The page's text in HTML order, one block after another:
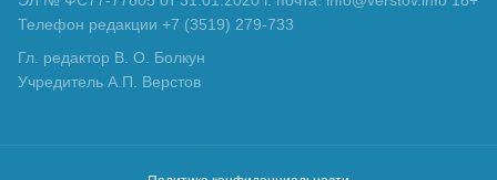
Телефон редакции +7 (3519) 279-733
Гл. редактор В. О. Болкун
Учредитель А.П. Верстов